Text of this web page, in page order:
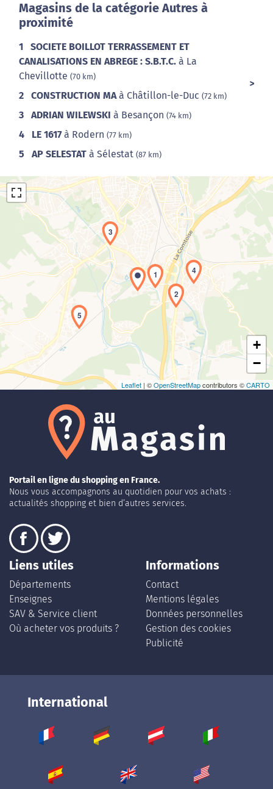
Magasins de la catégorie Autres à
proximité
1
SOCIETE BOILLOT TERRASSEMENT ET
CANALISATIONS EN ABREGE : S.B.T.C. à La
Chevillotte (70 km)
2 CONSTRUCTION MAà Châtillon-le-Duc (72 km)
3 ADRIAN WILEWSKI à Besançon (74 km)
4 LE 1617à Rodern (77 km)
5 AP SELESTAT à Sélestat (87 km)
Chargement de la carte en cours...
1
2
3
4
5
+
−
Leaflet | ©OpenStreetMapcontributors ©CARTO
Portail en ligne du shopping en France.
Nous vous accompagnons au quotidien pour vos achats :
actualités shopping et bien d’autres services.
Liens utiles
Départements
Enseignes
SAV & Service client
Où acheter vos produits ?
Informations
Contact
Mentions légales
Données personnelles
Gestion des cookies
Publicité
International